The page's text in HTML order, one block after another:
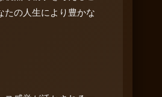
たの人生により豊かな